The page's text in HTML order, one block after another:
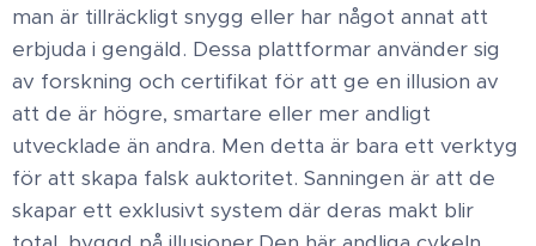
man är tillräckligt snygg eller har något annat att
erbjuda i gengäld. ​ Dessa plattformar använder sig
av forskning och certifikat för att ge en illusion av
att de är högre, smartare eller mer andligt
utvecklade än andra. Men detta är bara ett verktyg
för att skapa falsk auktoritet. Sanningen är att de
skapar ett exklusivt system där deras makt blir